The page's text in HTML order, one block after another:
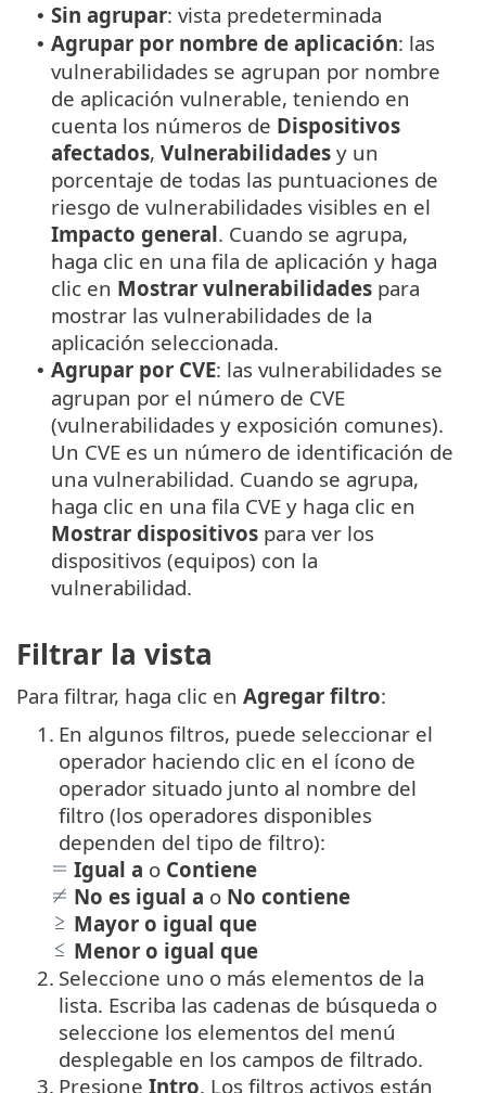
• Sin agrupar: vista predeterminada
• Agrupar por nombre de aplicación: las
vulnerabilidades se agrupan por nombre
de aplicación vulnerable, teniendo en
cuenta los números de Dispositivos
afectados, Vulnerabilidades y un
porcentaje de todas las puntuaciones de
riesgo de vulnerabilidades visibles en el
Impacto general. Cuando se agrupa,
haga clic en una fila de aplicación y haga
clic en Mostrar vulnerabilidades para
mostrar las vulnerabilidades de la
aplicación seleccionada.
• Agrupar por CVE: las vulnerabilidades se
agrupan por el número de CVE
(vulnerabilidades y exposición comunes).
Un CVE es un número de identificación de
una vulnerabilidad. Cuando se agrupa,
haga clic en una fila CVE y haga clic en
Mostrar dispositivos para ver los
dispositivos (equipos) con la
vulnerabilidad.
Filtrar la vista
Para filtrar, haga clic en Agregar filtro:
1. En algunos filtros, puede seleccionar el
operador haciendo clic en el ícono de
operador situado junto al nombre del
filtro (los operadores disponibles
dependen del tipo de filtro):
Igual a o Contiene
No es igual a o No contiene
Mayor o igual que
Menor o igual que
2. Seleccione uno o más elementos de la
lista. Escriba las cadenas de búsqueda o
seleccione los elementos del menú
desplegable en los campos de filtrado.
3. Presione Intro. Los filtros activos están